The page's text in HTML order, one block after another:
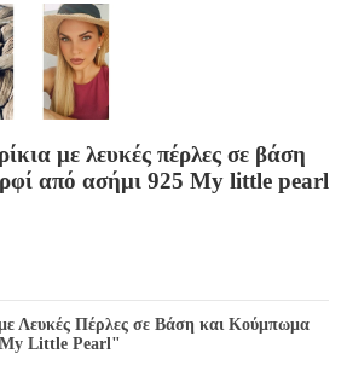
με λευκές πέρλες σε βάση
από ασήμι 925 My little pearl
Λευκές Πέρλες σε Βάση και Κούμπωμα
Little Pearl"